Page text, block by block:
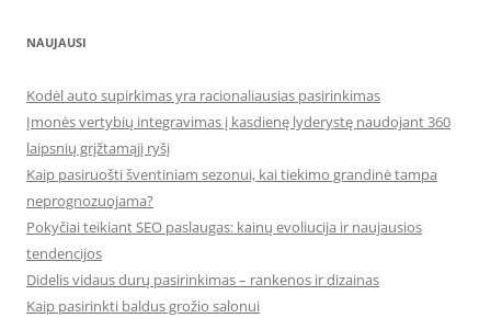
NAUJAUSI
Kodėl auto supirkimas yra racionaliausias pasirinkimas
Įmonės vertybių integravimas į kasdienę lyderystę naudojant 360
laipsnių grįžtamąjį ryšį
Kaip pasiruošti šventiniam sezonui, kai tiekimo grandinė tampa
neprognozuojama?
Pokyčiai teikiant SEO paslaugas: kainų evoliucija ir naujausios
tendencijos
Didelis vidaus durų pasirinkimas – rankenos ir dizainas
Kaip pasirinkti baldus grožio salonui